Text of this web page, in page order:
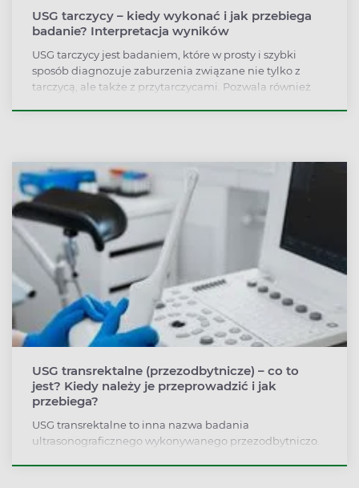
USG tarczycy – kiedy wykonać i jak przebiega
badanie? Interpretacja wyników
USG tarczycy jest badaniem, które w prosty i szybki
sposób diagnozuje zaburzenia związane nie tylko z
tarczycą, ale także z przytarczycami. Pozwala również
USG transrektalne (przezodbytnicze) – co to
jest? Kiedy należy je przeprowadzić i jak
przebiega?
USG transrektalne to inna nazwa badania
ultrasonograficznego wykonywanego przezodbytniczo.